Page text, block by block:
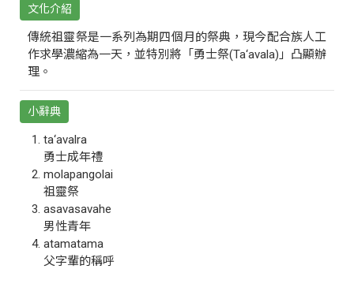
文化介紹
傳統祖靈祭是一系列為期四個月的祭典，現今配合族人工
作求學濃縮為一天，並特別將「勇士祭(Ta‘avala)」凸顯辦
理。
小辭典
ta‘avalra
勇士成年禮
molapangolai
祖靈祭
asavasavahe
男性青年
atamatama
父字輩的稱呼